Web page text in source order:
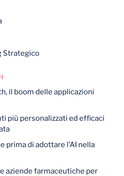
Strategico
il boom delle applicazioni
più personalizzati ed efficaci
prima di adottare l’AI nella
aziende farmaceutiche per